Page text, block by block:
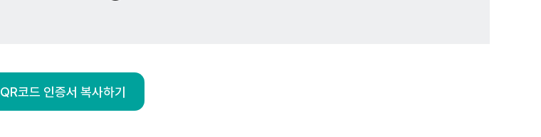
QR코드 인증서 복사하기